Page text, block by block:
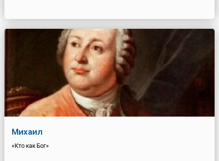
Михаил
«Кто как Бог»